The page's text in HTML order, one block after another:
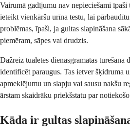
Vairumā gadījumu nav nepieciešami īpaši
ieteikt vienkāršu urīna testu, lai
problēmas, īpaši, ja gultas slapināšana
piemēram, sāpes vai drudzis.
Dažreiz tualetes dienasgrāmatas turēšana
identificēt paraugus. Tas ietver šķidruma
apmeklējumu un slapju vai sausu nakšu
ārstam skaidrāku priekšstatu par
Kāda ir gultas